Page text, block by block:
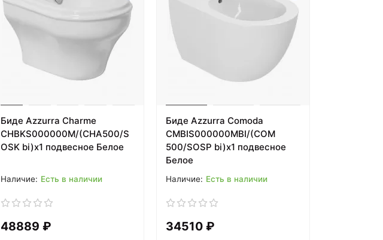
Биде Azzurra Charme
CHBKS000000M/(CHA500/S
OSK bi)x1 подвесное Белое
Есть в наличии
48889 ₽
Биде Azzurra Comoda
CMBIS000000MBI/(COM
500/SOSP bi)x1 подвесное
Белое
Есть в наличии
34510 ₽